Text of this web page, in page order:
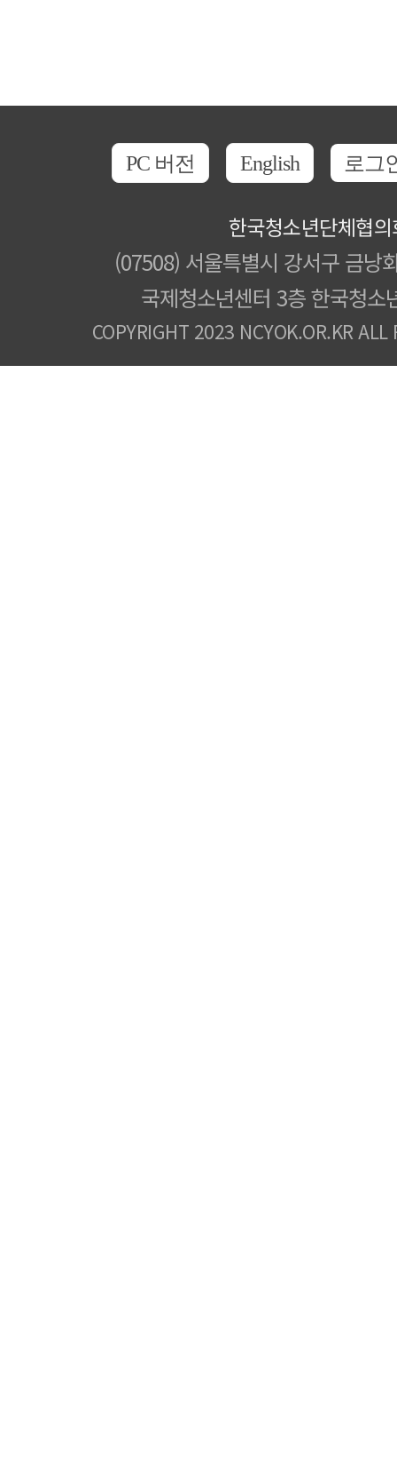
PC 버전 English 로그
한국청소년단체협
(07508) 서울특별시 강서구 금낭
국제청소년센터 3층 한국청소
COPYRIGHT 2023 NCYOK.OR.KR ALL